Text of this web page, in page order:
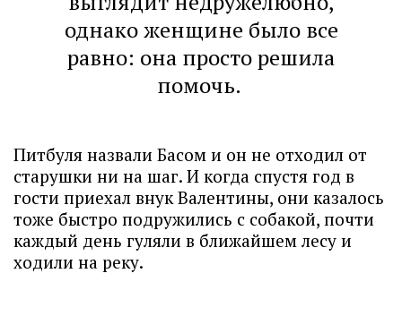
однако женщине было все
равно: она просто решила
помочь.
Питбуля назвали Басом и он не отходил от
старушки ни на шаг. И когда спустя год в
гости приехал внук Валентины, они казалось
тоже быстро подружились с собакой, почти
каждый день гуляли в ближайшем лесу и
ходили на реку.